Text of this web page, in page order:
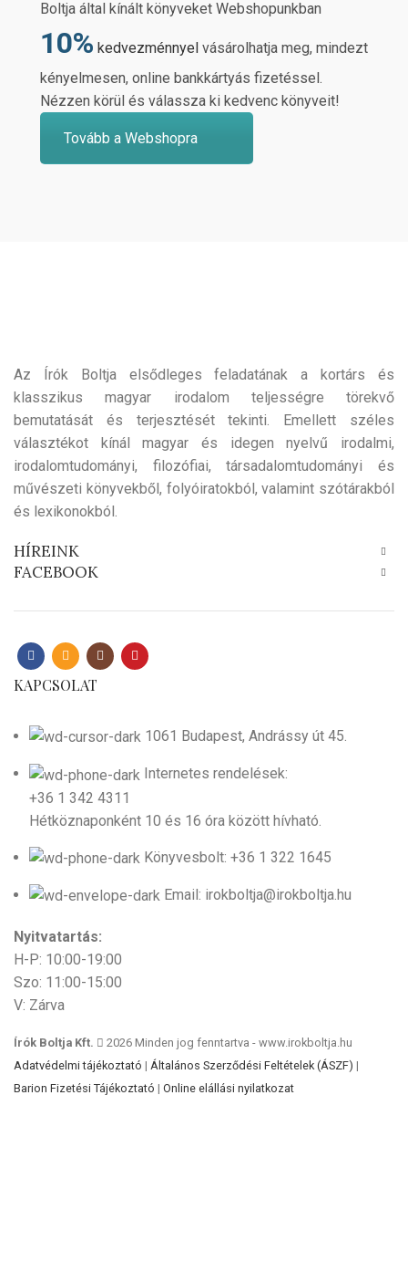
Boltja által kínált könyveket Webshopunkban
10% kedvezménnyel vásárolhatja meg, mindezt
kényelmesen, online bankkártyás fizetéssel.
Nézzen körül és válassza ki kedvenc könyveit!
Tovább a Webshopra
Az Írók Boltja elsődleges feladatának a kortárs és
klasszikus magyar irodalom teljességre törekvő
bemutatását és terjesztését tekinti. Emellett széles
választékot kínál magyar és idegen nyelvű irodalmi,
irodalomtudományi, filozófiai, társadalomtudományi és
művészeti könyvekből, folyóiratokból, valamint szótárakból
és lexikonokból.
HÍREINK
FACEBOOK
KAPCSOLAT
1061 Budapest, Andrássy út 45.
Internetes rendelések:
+36 1 342 4311
Hétköznaponként 10 és 16 óra között hívható.
Könyvesbolt: +36 1 322 1645
Email: irokboltja@irokboltja.hu
Nyitvatartás:
H-P: 10:00-19:00
Szo: 11:00-15:00
V: Zárva
Írók Boltja Kft.
2026 Minden jog fenntartva - www.irokboltja.hu
Adatvédelmi tájékoztató | Általános Szerződési Feltételek (ÁSZF) |
Barion Fizetési Tájékoztató | Online elállási nyilatkozat